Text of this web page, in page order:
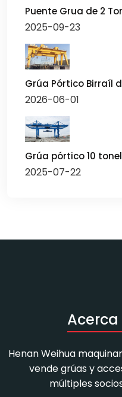
Puente Grua de 2
2025-09-23
Grúa Pórtico Birraíl
2026-06-01
Grúa pórtico 10
2025-07-22
Henan Weihua
vende grúas y
múltiples